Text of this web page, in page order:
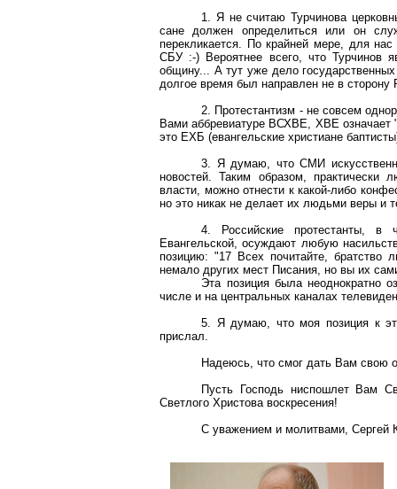
1. Я не считаю Турчинова
сане должен определиться или он
перекликается. По крайней мере, для нас
СБУ :-) Вероятнее всего, что Турчинов
общину... А тут уже дело
долгое время был направлен не в сторону
2. Протестантизм - не совсем
Вами аббревиатуре ВСХВЕ, ХВЕ означает
это ЕХБ (евангельские христиане
3. Я думаю, что СМИ
новостей. Таким образом, практически
власти, можно отнести к какой-либо
но это никак не делает их людьми веры и
4. Российские протестанты, в
Евангельской, осуждают любую
позицию: "17 Всех почитайте, братство
немало других мест Писания, но вы их
Эта позиция была неоднократно
числе и на центральных каналах
5. Я думаю, что моя позиция к
прислал.
Надеюсь, что смог дать Вам свою
Пусть Господь ниспошлет Вам
Светлого Христова воскресения!
С уважением и молитвами, Сергей